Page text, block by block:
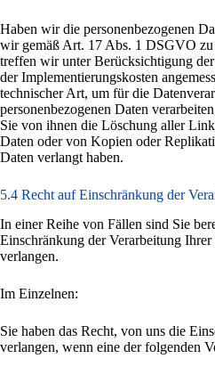
Haben wir die personenbezogenen
wir gemäß Art. 17 Abs. 1 DSGVO
treffen wir unter Berücksichtigung
der Implementierungskosten
technischer Art, um für die
personenbezogenen Daten
Sie von ihnen die Löschung aller
Daten oder von Kopien oder
Daten verlangt haben.
5.4 Recht auf Einschränkung der
In einer Reihe von Fällen sind Sie
Einschränkung der Verarbeitung Ihrer
verlangen.
Im Einzelnen:
Sie haben das Recht, von uns die
verlangen, wenn eine der folgenden